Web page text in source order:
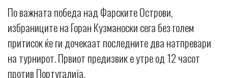
По важната победа над Фарските Острови,
избраниците на Горан Кузманоски сега без голем
притисок ќе ги дочекаат последните два натпревари
на турнирот. Првиот предизвик е утре од 12 часот
против Португалија.